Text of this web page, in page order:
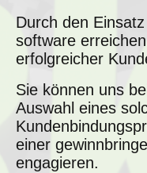
Durch den
software
erfolgreicher
Sie können uns
Auswahl eines
einer
engagieren.